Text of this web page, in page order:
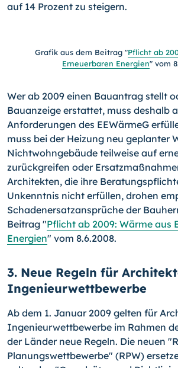
auf 14 Prozent zu steigern.
Grafik aus dem Beitrag "Pflicht ab
Erneuerbaren Energien" vom
Wer ab 2009 einen Bauantrag stellt
Bauanzeige erstattet, muss deshalb
Anforderungen des EEWärmeG
muss bei der Heizung neu geplanter
Nichtwohngebäude teilweise auf
zurückgreifen oder
Architekten, die ihre
Unkenntnis nicht erfüllen, drohen
Schadenersatzansprüche der
Beitrag "Pflicht ab 2009: Wärme aus
Energien" vom 8.6.2008.
3. Neue Regeln für
Ingenieurwettbewerbe
Ab dem 1. Januar 2009 gelten für
Ingenieurwettbewerbe im Rahmen
der Länder neue Regeln. Die neuen
Planungswettbewerbe" (RPW)